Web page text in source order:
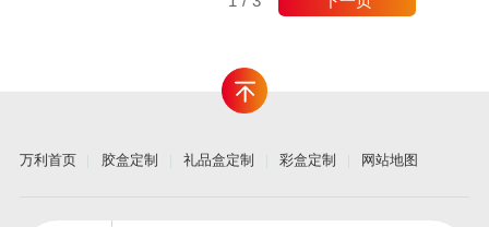
万利首页 胶盒定制 礼品盒定制 彩盒定制 网站地图